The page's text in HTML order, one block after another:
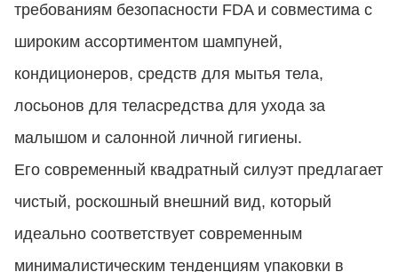
требованиям безопасности FDA и совместима с
широким ассортиментом шампуней,
кондиционеров, средств для мытья тела,
лосьонов для теласредства для ухода за
малышом и салонной личной гигиены.
Его современный квадратный силуэт предлагает
чистый, роскошный внешний вид, который
идеально соответствует современным
минималистическим тенденциям упаковки в